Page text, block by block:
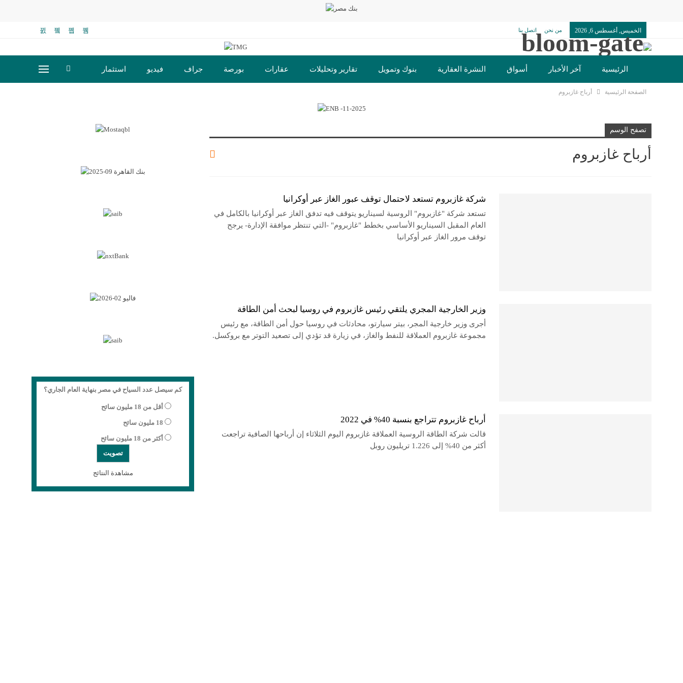
الخميس, أغسطس 6, 2026 من نحن اتصل بنا
الرئيسية آخر الأخبار أسواق النشرة العقارية بنوك وتمويل تقارير وتحليلات عقارات بورصة جراف فيديو استثمار
تكنولوجيا وسيارات
الصفحة الرئيسية أرباح غازبروم
تصفح الوسم
أرباح غازبروم
شركة غازبروم تستعد لاحتمال توقف عبور الغاز عبر أوكرانيا
تستعد شركة "غازبروم" الروسية لسيناريو يتوقف فيه تدفق الغاز عبر أوكرانيا بالكامل في
العام المقبل السيناريو الأساسي بخطط "غازبروم" -التي تنتظر موافقة الإدارة- يرجح
توقف مرور الغاز عبر أوكرانيا
وزير الخارجية المجري يلتقي رئيس غازبروم في روسيا لبحث أمن الطاقة
أجرى وزير خارجية المجر، بيتر سيارتو، محادثات في روسيا حول أمن الطاقة، مع رئيس
مجموعة غازبروم العملاقة للنفط والغاز، في زيارة قد تؤدي إلى تصعيد التوتر مع بروكسل.
أرباح غازبروم تتراجع بنسبة 40% في 2022
قالت شركة الطاقة الروسية العملاقة غازبروم اليوم الثلاثاء إن أرباحها الصافية ‏تراجعت
أكثر من 40% إلى 1.226 تريليون روبل
كم سيصل عدد السياح في مصر بنهاية العام الجاري؟
أقل من 18 مليون سائح
18 مليون سائح
أكثر من 18 مليون سائح
مشاهدة النتائج